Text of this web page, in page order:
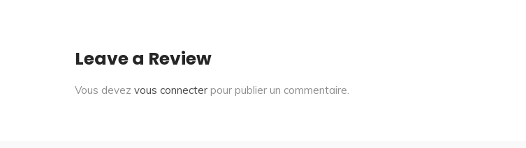
Leave a Review
Vous devez vous connecter pour publier un commentaire.